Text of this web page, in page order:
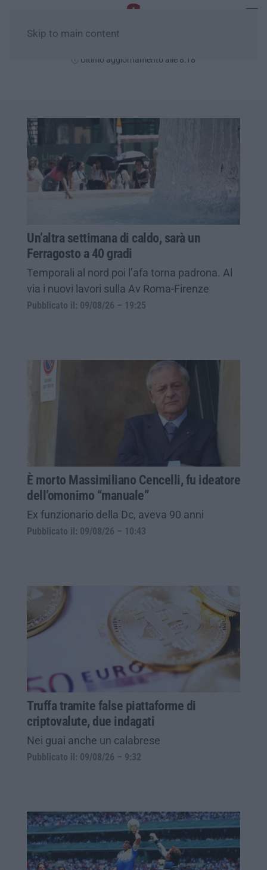
Skip to main content
Ultimo aggiornamento alle 8:18
Un’altra settimana di caldo, sarà un
Ferragosto a 40 gradi
Temporali al nord poi l’afa torna padrona. Al
via i nuovi lavori sulla Av Roma-Firenze
Pubblicato il: 09/08/26 – 19:25
È morto Massimiliano Cencelli, fu ideatore
dell’omonimo “manuale”
Ex funzionario della Dc, aveva 90 anni
Pubblicato il: 09/08/26 – 10:43
Truffa tramite false piattaforme di
criptovalute, due indagati
Nei guai anche un calabrese
Pubblicato il: 09/08/26 – 9:32